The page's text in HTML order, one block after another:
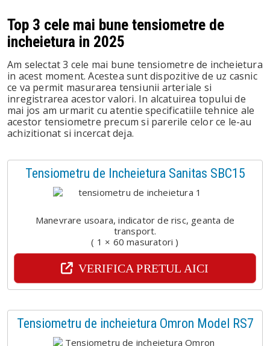
Top 3 cele mai bune tensiometre de
incheietura in 2025
Am selectat 3 cele mai bune tensiometre de incheietura
in acest moment. Acestea sunt dispozitive de uz casnic
ce va permit masurarea tensiunii arteriale si
inregistrarea acestor valori. In alcatuirea topului de
mai jos am urmarit cu atentie specificatiile tehnice ale
acestor tensiometre precum si parerile celor ce le-au
achizitionat si incercat deja.
Tensiometru de Incheietura Sanitas SBC15
Manevrare usoara, indicator de risc, geanta de
transport.
( 1 × 60 masuratori )
VERIFICA PRETUL AICI
Tensiometru de incheietura Omron Model RS7